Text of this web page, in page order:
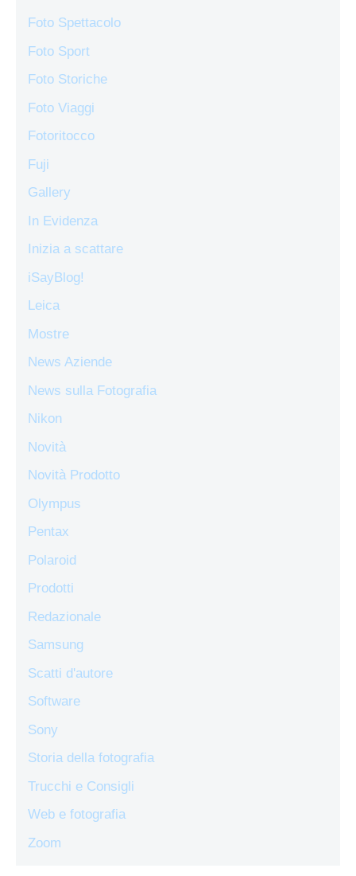
Foto Spettacolo
Foto Sport
Foto Storiche
Foto Viaggi
Fotoritocco
Fuji
Gallery
In Evidenza
Inizia a scattare
iSayBlog!
Leica
Mostre
News Aziende
News sulla Fotografia
Nikon
Novità
Novità Prodotto
Olympus
Pentax
Polaroid
Prodotti
Redazionale
Samsung
Scatti d'autore
Software
Sony
Storia della fotografia
Trucchi e Consigli
Web e fotografia
Zoom